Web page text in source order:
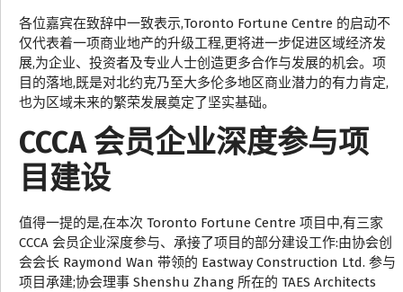
各位嘉宾在致辞中一致表示,Toronto Fortune Centre 的启动不
仅代表着一项商业地产的升级工程,更将进一步促进区域经济发
展,为企业、投资者及专业人士创造更多合作与发展的机会。项
目的落地,既是对北约克乃至大多伦多地区商业潜力的有力肯定,
也为区域未来的繁荣发展奠定了坚实基础。
CCCA 会员企业深度参与项
目建设
值得一提的是,在本次 Toronto Fortune Centre 项目中,有三家
CCCA 会员企业深度参与、承接了项目的部分建设工作:由协会创
会会长 Raymond Wan 带领的 Eastway Construction Ltd. 参与
项目承建;协会理事 Shenshu Zhang 所在的 TAES Architects